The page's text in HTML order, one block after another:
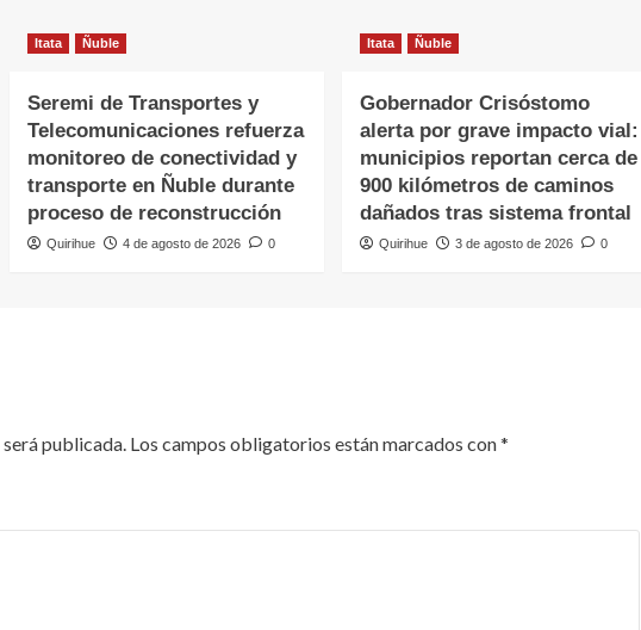
Itata Ñuble
Seremi de Transportes y
Telecomunicaciones refuerza
monitoreo de conectividad y
transporte en Ñuble durante
proceso de reconstrucción
Quirihue 4 de agosto de 2026 0
Itata Ñuble
Gobernador Crisóstomo
alerta por grave impacto vial:
municipios reportan cerca de
900 kilómetros de caminos
dañados tras sistema frontal
Quirihue 3 de agosto de 2026 0
publicada. Los campos obligatorios están marcados con*